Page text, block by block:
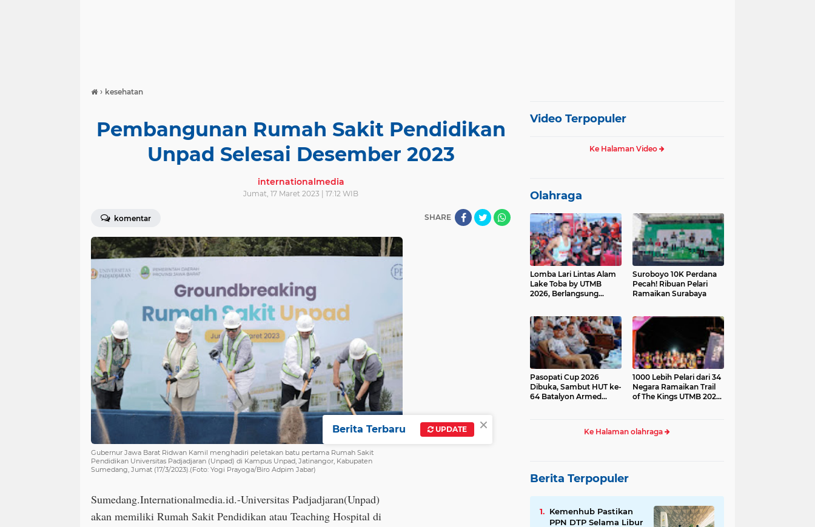
› kesehatan
Pembangunan Rumah Sakit Pendidikan
Unpad Selesai Desember 2023
internationalmedia
Jumat, 17 Maret 2023 | 17:12 WIB
komentar SHARE
Gubernur Jawa Barat Ridwan Kamil menghadiri peletakan batu pertama Rumah Sakit
Pendidikan Universitas Padjadjaran (Unpad) di Kampus Unpad, Jatinangor, Kabupaten
Sumedang, Jumat (17/3/2023).(Foto: Yogi Prayoga/Biro Adpim Jabar)
Sumedang.Internationalmedia.id.-Universitas Padjadjaran(Unpad)
akan memiliki Rumah Sakit Pendidikan atau Teaching Hospital di
Video Terpopuler
Ke Halaman Video
Olahraga
Lomba Lari Lintas Alam
Lake Toba by UTMB
2026, Berlangsung
Suroboyo 10K Perdana
Pecah! Ribuan Pelari
Ramaikan Surabaya
Pasopati Cup 2026
Dibuka, Sambut HUT ke-
64 Batalyon Armed
1000 Lebih Pelari dari 34
Negara Ramaikan Trail
of The Kings UTMB 2026
Ke Halaman olahraga
Berita Terpopuler
Kemenhub Pastikan
PPN DTP Selama Libur
×
Berita Terbaru UPDATE